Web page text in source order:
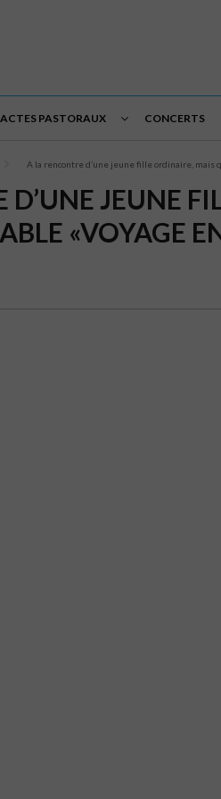
ACTES PASTORAUX CONCERTS
A la rencontre d’une jeune fille ordinaire, mais
D’UNE JEUNE
«VOYAGE